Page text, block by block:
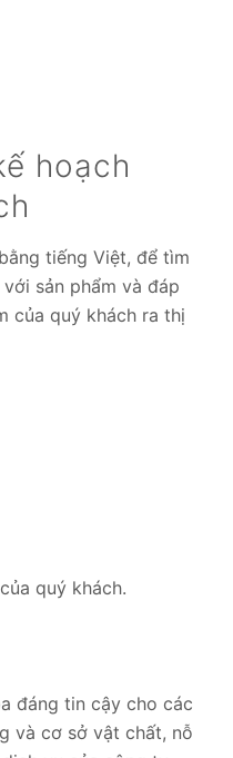
hoạch
tiếng Việt, để tìm
sản phẩm và đáp
của quý khách ra thị
quý khách.
đáng tin cậy cho các
và cơ sở vật chất, nỗ